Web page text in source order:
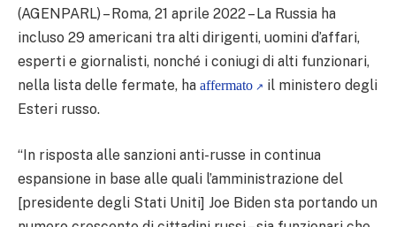
(AGENPARL) – Roma, 21 aprile 2022 – La Russia ha
incluso 29 americani tra alti dirigenti, uomini d’affari,
esperti e giornalisti, nonché i coniugi di alti funzionari,
nella lista delle fermate, ha affermato
il ministero degli
Esteri russo.
“In risposta alle sanzioni anti-russe in continua
espansione in base alle quali l’amministrazione del
[presidente degli Stati Uniti] Joe Biden sta portando un